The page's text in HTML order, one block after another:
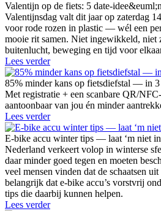
Valentijn op de fiets: 5 date-
Valentijnsdag valt dit jaar op zaterdag
voor rode rozen in plastic — wél een
mooie rit samen. Niet ingewikkeld, niet
buitenlucht, beweging en tijd voor
Lees verder
85% minder kans op fietsdiefstal — in 3
Met registratie + een scanbare QR/
aantoonbaar van jou én minder
Lees verder
E-bike accu winter tips — laat ‘m niet
Nederland verkeert volop in winterse
daar minder goed tegen en moeten
veel mensen vinden dat de schaatsen
belangrijk dat e-bike accu’s vorstvrij
tips die daarbij kunnen helpen.
Lees verder